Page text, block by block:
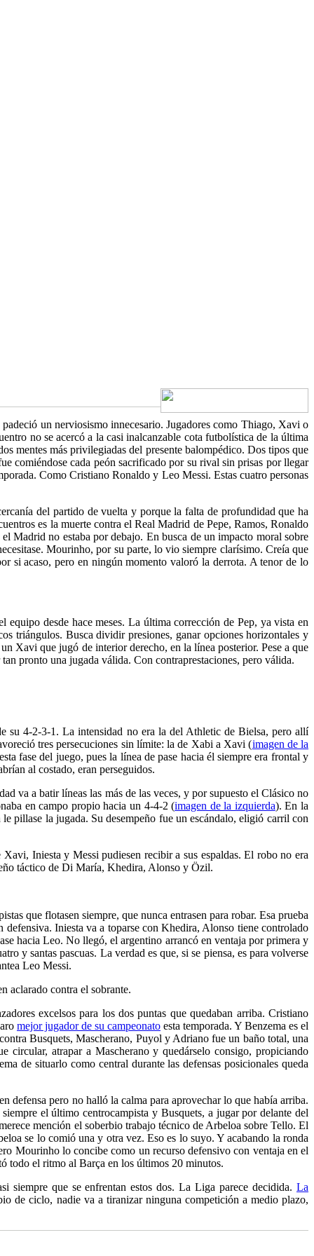
un nerviosismo innecesario. Jugadores como Thiago, Xavi o
no se acercó a la casi inalcanzable cota futbolística de la última
mentes más privilegiadas del presente balompédico. Dos tipos que
comiéndose cada peón sacrificado por su rival sin prisas por llegar
Como Cristiano Ronaldo y Leo Messi. Estas cuatro personas
del partido de vuelta y porque la falta de profundidad que ha
es la muerte contra el Real Madrid de Pepe, Ramos, Ronaldo
Madrid no estaba por debajo. En busca de un impacto moral sobre
Mourinho, por su parte, lo vio siempre clarísimo. Creía que
si acaso, pero en ningún momento valoró la derrota. A tenor de lo
desde hace meses. La última corrección de Pep, ya vista en
triángulos. Busca dividir presiones, ganar opciones horizontales y
Xavi que jugó de interior derecho, en la línea posterior. Pese a que
pronto una jugada válida. Con contraprestaciones, pero válida.
su 4-2-3-1. La intensidad no era la del Athletic de Bielsa, pero allí
tres persecuciones sin límite: la de Xabi a Xavi (imagen de la
fase del juego, pues la línea de pase hacia él siempre era frontal y
al costado, eran perseguidos.
va a batir líneas las más de las veces, y por supuesto el Clásico no
en campo propio hacia un 4-4-2 (imagen de la izquierda). En la
pillase la jugada. Su desempeño fue un escándalo, eligió carril con
Iniesta y Messi pudiesen recibir a sus espaldas. El robo no era
táctico de Di María, Khedira, Alonso y Özil.
que flotasen siempre, que nunca entrasen para robar. Esa prueba
Iniesta va a toparse con Khedira, Alonso tiene controlado
hacia Leo. No llegó, el argentino arrancó en ventaja por primera y
y santas pascuas. La verdad es que, si se piensa, es para volverse
Leo Messi.
aclarado contra el sobrante.
excelsos para los dos puntas que quedaban arriba. Cristiano
mejor jugador de su campeonato esta temporada. Y Benzema es el
Busquets, Mascherano, Puyol y Adriano fue un baño total, una
circular, atrapar a Mascherano y quedárselo consigo, propiciando
de situarlo como central durante las defensas posicionales queda
defensa pero no halló la calma para aprovechar lo que había arriba.
el último centrocampista y Busquets, a jugar por delante del
mención el soberbio trabajo técnico de Arbeloa sobre Tello. El
se lo comió una y otra vez. Eso es lo suyo. Y acabando la ronda
Mourinho lo concibe como un recurso defensivo con ventaja en el
todo el ritmo al Barça en los últimos 20 minutos.
siempre que se enfrentan estos dos. La Liga parece decidida. La
de ciclo, nadie va a tiranizar ninguna competición a medio plazo,